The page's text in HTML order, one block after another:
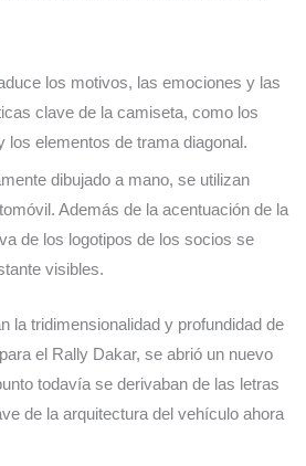
los motivos, las emociones y las
clave de la camiseta, como los
elementos de trama diagonal.
dibujado a mano, se utilizan
Además de la acentuación de la
de los logotipos de los socios se
visibles.
la tridimensionalidad y profundidad de
el Rally Dakar, se abrió un nuevo
todavía se derivaban de las letras
de la arquitectura del vehículo ahora